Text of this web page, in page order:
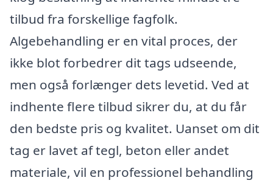
tilbud fra forskellige fagfolk.
Algebehandling er en vital proces, der
ikke blot forbedrer dit tags udseende,
men også forlænger dets levetid. Ved at
indhente flere tilbud sikrer du, at du får
den bedste pris og kvalitet. Uanset om dit
tag er lavet af tegl, beton eller andet
materiale, vil en professionel behandling